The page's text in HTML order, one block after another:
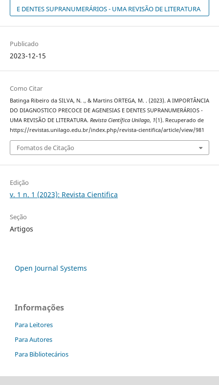
E DENTES SUPRANUMERÁRIOS - UMA REVISÃO DE LITERATURA
Publicado
2023-12-15
Como Citar
Batinga Ribeiro da SILVA, N. ., & Martins ORTEGA, M. . (2023). A IMPORTÂNCIA
DO DIAGNOSTICO PRECOCE DE AGENESIAS E DENTES SUPRANUMERÁRIOS -
UMA REVISÃO DE LITERATURA. Revista Científica Unilago, 1(1). Recuperado de
https://revistas.unilago.edu.br/index.php/revista-cientifica/article/view/981
Fomatos de Citação
Edição
v. 1 n. 1 (2023): Revista Cientifica
Seção
Artigos
Open Journal Systems
Informações
Para Leitores
Para Autores
Para Bibliotecários